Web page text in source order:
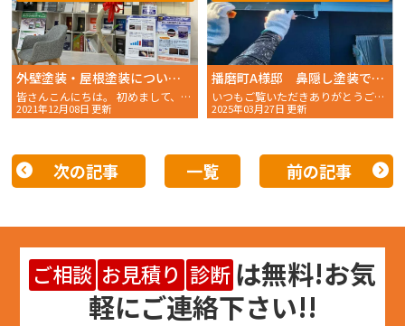
外壁塗装・屋根塗装についてのお悩みは 明石市・播磨町・稲美町の外壁塗装は「おかちゃんペイント」まで！！
皆さんこんにちは。 初めまして、スタッフMです。 外壁・
2021年12月08日 更新
播磨町A様邸 鼻隠し塗装で耐久性が蘇りました！
いつもご覧いただきありがとうございます。 おかちゃんペイン
2025年03月27日 更新
次の記事 一覧 前の記事
ご相談 お見積り 診断 は無料!お気
軽にご連絡下さい!!